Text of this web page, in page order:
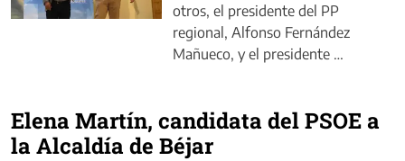
otros, el presidente del PP
regional, Alfonso Fernández
Mañueco, y el presidente …
Elena Martín, candidata del PSOE a
la Alcaldía de Béjar